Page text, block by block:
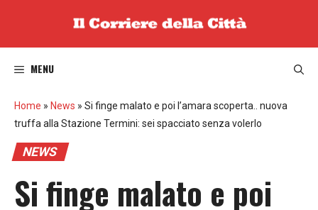
MENU
Home » News » Si finge malato e poi l’amara scoperta.. nuova
truffa alla Stazione Termini: sei spacciato senza volerlo
NEWS
Si finge malato e poi